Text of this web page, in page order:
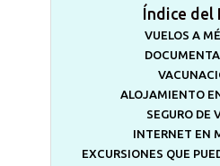
Índice del
VUELOS A
ALOJAMIENTO
SEGURO DE
INTERNET EN
EXCURSIONES QUE